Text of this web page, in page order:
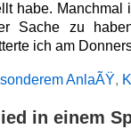
habe.
Sache zu
ich am
AnlaÃŸ,
in einem